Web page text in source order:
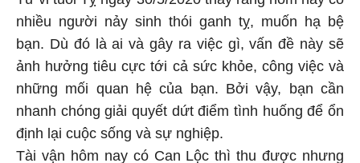
nhiều người nảy sinh thói ganh tỵ, muốn hạ bệ
bạn. Dù đó là ai và gây ra việc gì, vấn đề này sẽ
ảnh hưởng tiêu cực tới cả sức khỏe, công việc và
những mối quan hệ của bạn. Bởi vậy, bạn cần
nhanh chóng giải quyết dứt điểm tình huống để ổn
định lại cuộc sống và sự nghiệp.
Tài vận hôm nay có Can Lộc thì thu được nhưng